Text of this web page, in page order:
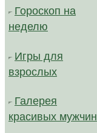
Гороскоп на
неделю
Игры для
взрослых
Галерея
красивых мужчин